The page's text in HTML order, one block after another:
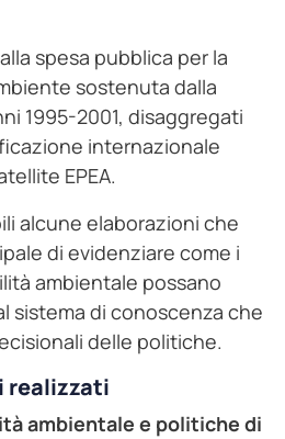
spesa pubblica per la
sostenuta dalla
1995-2001, disaggregati
internazionale
EPEA.
alcune elaborazioni che
di evidenziare come i
ambientale possano
sistema di conoscenza che
delle politiche.
realizzati
ambientale e politiche di